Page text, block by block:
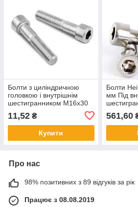
Болти з циліндричною
головкою і внутрішнім
шестигранником М16х30
11,52 ₴
Купити
Болти
мм Під
561,60
Про нас
98% позитивних з 89 відгуків за рік
Працює з 08.08.2019